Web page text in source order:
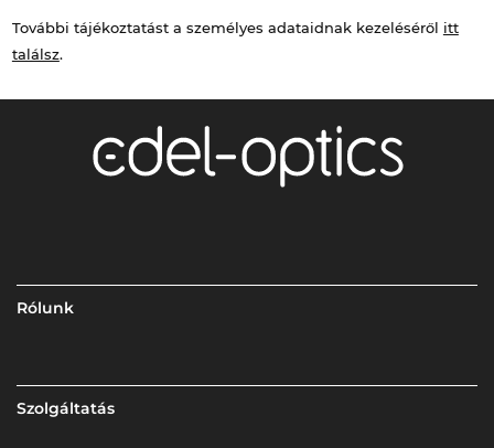
További tájékoztatást a személyes adataidnak kezeléséről itt
találsz.
Rólunk
Szolgáltatás